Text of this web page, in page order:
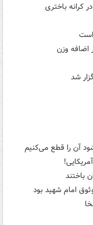
کرانه باختری
است
اضافه وزن
شد
آن را قطع می‌کنیم
امام شهید بود